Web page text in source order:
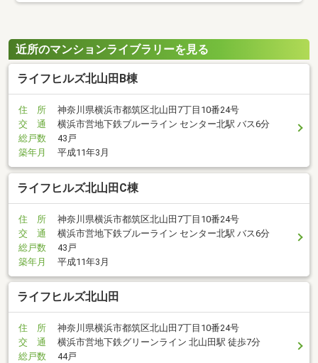
近所のマンションライブラリーを見る
ライフヒルズ北山田B棟
住 所
神奈川県横浜市都筑区北山田7丁目10番24号
交 通
横浜市営地下鉄ブルーライン センター北駅 バス6分
総戸数
43戸
築年月
平成11年3月
ライフヒルズ北山田C棟
住 所
神奈川県横浜市都筑区北山田7丁目10番24号
交 通
横浜市営地下鉄ブルーライン センター北駅 バス6分
総戸数
43戸
築年月
平成11年3月
ライフヒルズ北山田
住 所
神奈川県横浜市都筑区北山田7丁目10番24号
交 通
横浜市営地下鉄グリーンライン 北山田駅 徒歩7分
総戸数
44戸